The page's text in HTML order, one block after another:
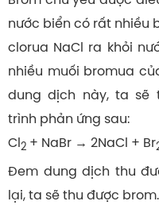
nước biển có rất nhiều
clorua NaCl ra khỏi
nhiều muối bromua
dung dịch này, ta sẽ
trình phản ứng sau:
Cl2 + NaBr → 2NaCl + Br
Đem dung dịch thu
lại, ta sẽ thu được brom.